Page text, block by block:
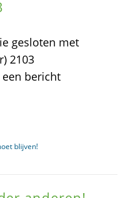
gesloten met
2103
bericht
blijven!